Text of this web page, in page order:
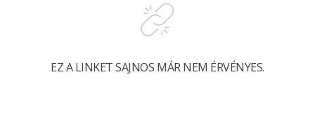
EZ A LINKET SAJNOS MÁR NEM ÉRVÉNYES.